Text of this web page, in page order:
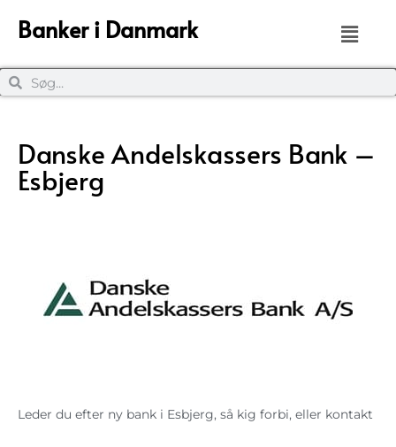
Banker i Danmark
Danske Andelskassers Bank –
Esbjerg
Leder du efter ny bank i Esbjerg, så kig forbi, eller kontakt